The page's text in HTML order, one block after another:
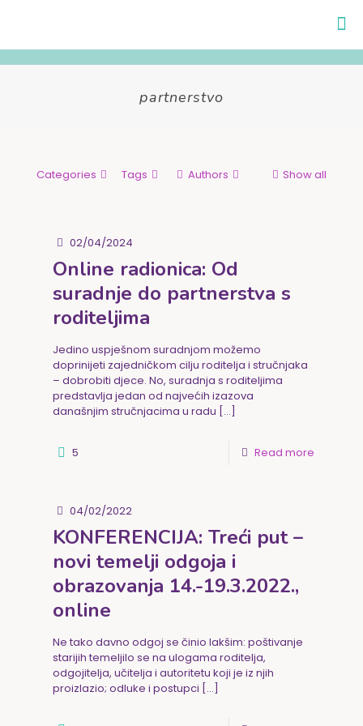
partnerstvo
Categories Tags Authors Show all
02/04/2024
Online radionica: Od
suradnje do partnerstva s
roditeljima
Jedino uspješnom suradnjom možemo
doprinijeti zajedničkom cilju roditelja i stručnjaka
– dobrobiti djece. No, suradnja s roditeljima
predstavlja jedan od najvećih izazova
današnjim stručnjacima u radu […]
5 Read more
04/02/2022
KONFERENCIJA: Treći put –
novi temelji odgoja i
obrazovanja 14.-19.3.2022.,
online
Ne tako davno odgoj se činio lakšim: poštivanje
starijih temeljilo se na ulogama roditelja,
odgojitelja, učitelja i autoritetu koji je iz njih
proizlazio; odluke i postupci […]